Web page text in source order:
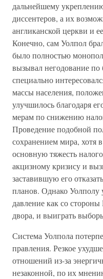
дальнейшему
диссентеров, а их
англиканской церкви и
Конечно, сам Уолпол
было полностью
вызывал негодование по
специально
массы населения,
улучшилось благодаря
мерам по снижению
Проведение подобной
сохранением мира, хотя
основную тяжесть
акцизному кризису и
заставившую его
планов. Однако Уолполу
давление как со
двора, и выиграть
Система Уолпола
правления. Резкое
отношений из-за
незаконной, по их